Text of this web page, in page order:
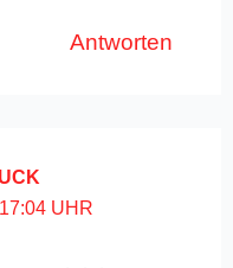
Antworten
UHR